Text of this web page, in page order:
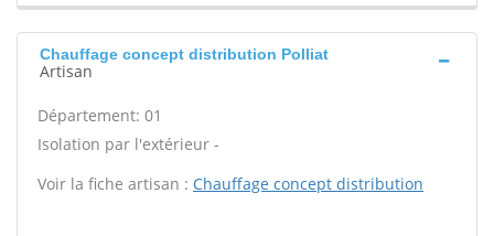
Chauffage concept distribution Polliat
Artisan
Département: 01
Isolation par l'extérieur -
Voir la fiche artisan : Chauffage concept distribution